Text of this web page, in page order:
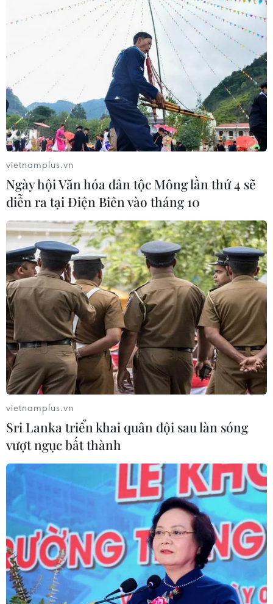
Mưa sao băng Geminids sắp
rực sáng trên bầu trời
Geminids, nổi tiếng với lượng sao băng nhiều và rực rỡ
nhất nhì trong các mưa sao băng, sẽ đạt cực điểm vào
đêm 14/12 rạng sáng 15/12/2018 giờ Việt Nam.
vietnamplus.vn
Ngày hội Văn hóa dân tộc Mông lần thứ 4 sẽ
diễn ra tại Điện Biên vào tháng 10
vietnamplus.vn
Sri Lanka triển khai quân đội sau làn sóng
vượt ngục bất thành